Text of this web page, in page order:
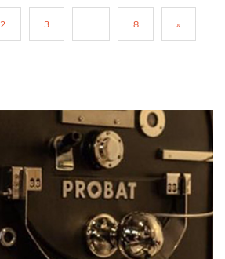
2 3 ... 8 »